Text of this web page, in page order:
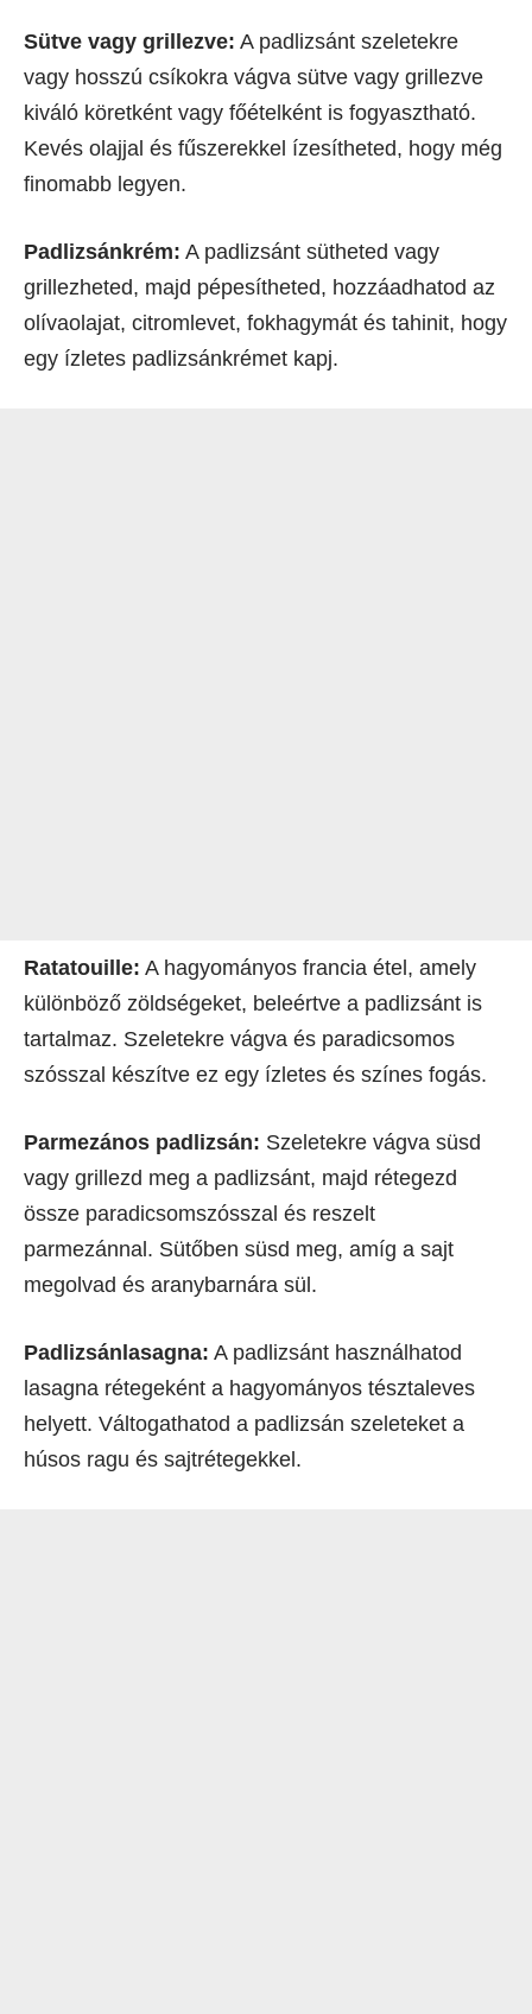
Sütve vagy grillezve: A padlizsánt szeletekre
vagy hosszú csíkokra vágva sütve vagy grillezve
kiváló köretként vagy főételként is fogyasztható.
Kevés olajjal és fűszerekkel ízesítheted, hogy még
finomabb legyen.
Padlizsánkrém: A padlizsánt sütheted vagy
grillezheted, majd pépesítheted, hozzáadhatod az
olívaolajat, citromlevet, fokhagymát és tahinit, hogy
egy ízletes padlizsánkrémet kapj.
Ratatouille: A hagyományos francia étel, amely
különböző zöldségeket, beleértve a padlizsánt is
tartalmaz. Szeletekre vágva és paradicsomos
szósszal készítve ez egy ízletes és színes fogás.
Parmezános padlizsán: Szeletekre vágva süsd
vagy grillezd meg a padlizsánt, majd rétegezd
össze paradicsomszósszal és reszelt
parmezánnal. Sütőben süsd meg, amíg a sajt
megolvad és aranybarnára sül.
Padlizsánlasagna: A padlizsánt használhatod
lasagna rétegeként a hagyományos tésztaleves
helyett. Váltogathatod a padlizsán szeleteket a
húsos ragu és sajtrétegekkel.